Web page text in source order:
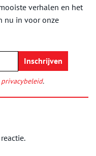
verhalen en het
nu in voor onze
privacybeleid.